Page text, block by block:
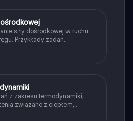
siły dośrodkowej w ruchu
Przykłady zadań
i samochodów, w tym wzory na
oraz siłę dośrodkową.
z zakresu termodynamiki,
związane z ciepłem,
i procesami fizycznymi. Idealne